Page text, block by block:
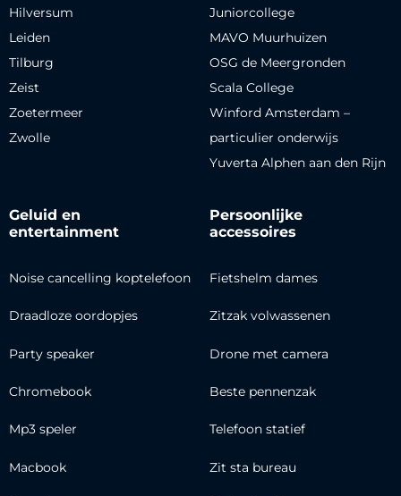
Hilversum
Leiden
Tilburg
Zeist
Zoetermeer
Zwolle
Juniorcollege
MAVO Muurhuizen
OSG de Meergronden
Scala College
Winford Amsterdam –
particulier onderwijs
Yuverta Alphen aan den Rijn
Geluid en
entertainment
Noise cancelling koptelefoon
Draadloze oordopjes
Party speaker
Chromebook
Mp3 speler
Macbook
Persoonlijke
accessoires
Fietshelm dames
Zitzak volwassenen
Drone met camera
Beste pennenzak
Telefoon statief
Zit sta bureau